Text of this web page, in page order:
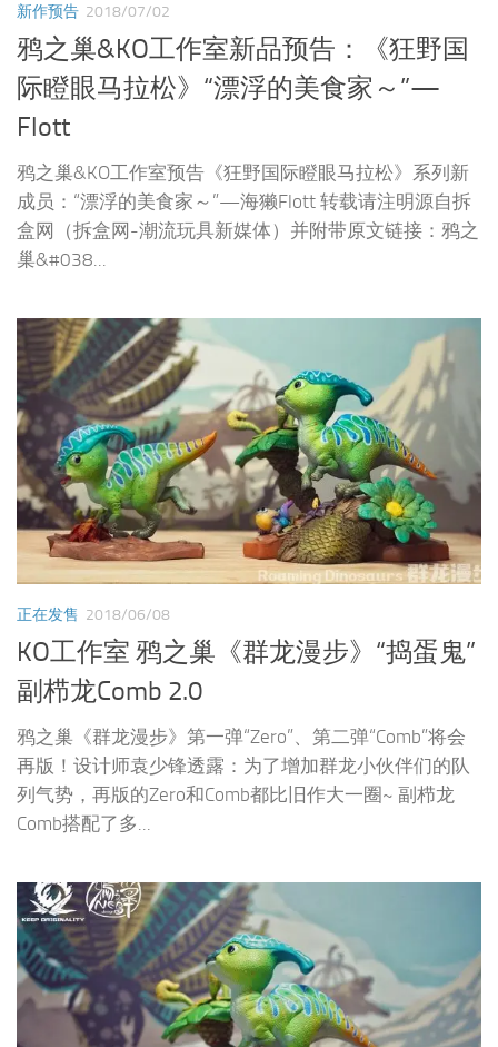
新作预告 2018/07/02
鸦之巢&KO工作室新品预告：《狂野国
际瞪眼马拉松》“漂浮的美食家～”—
Flott
鸦之巢&KO工作室预告《狂野国际瞪眼马拉松》系列新
成员：“漂浮的美食家～”—海獭Flott 转载请注明源自拆
盒网（拆盒网-潮流玩具新媒体）并附带原文链接：鸦之
巢&#038...
正在发售 2018/06/08
KO工作室 鸦之巢《群龙漫步》“捣蛋鬼”
副栉龙Comb 2.0
鸦之巢《群龙漫步》第一弹“Zero”、第二弹“Comb”将会
再版！设计师袁少锋透露：为了增加群龙小伙伴们的队
列气势，再版的Zero和Comb都比旧作大一圈~ 副栉龙
Comb搭配了多...